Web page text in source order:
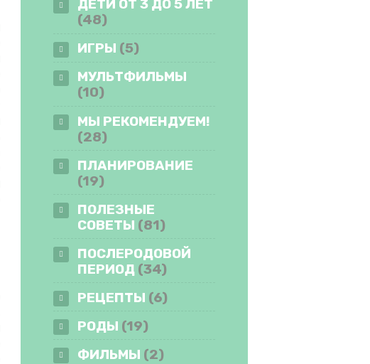
ДЕТИ ОТ 3 ДО 5 ЛЕТ
(48)
ИГРЫ (5)
МУЛЬТФИЛЬМЫ
(10)
МЫ РЕКОМЕНДУЕМ!
(28)
ПЛАНИРОВАНИЕ
(19)
ПОЛЕЗНЫЕ
СОВЕТЫ (81)
ПОСЛЕРОДОВОЙ
ПЕРИОД (34)
РЕЦЕПТЫ (6)
РОДЫ (19)
ФИЛЬМЫ (2)